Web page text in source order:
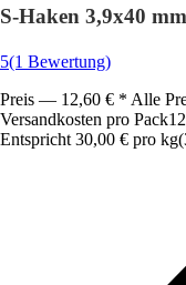
S-Haken 3,9x40
5(1 Bewertung)
Preis — 12,60 € * Alle
Versandkosten pro Pack
Entspricht 30,00 € pro kg(